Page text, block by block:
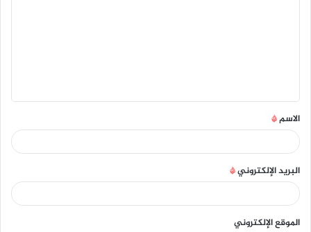
ق
*
الاسم*
البريد الإلكتروني*
الموقع الإلكتروني